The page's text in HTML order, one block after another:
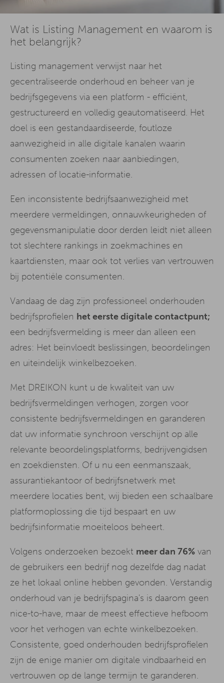
Wat is Listing Management en waarom is
het belangrijk?
Listing management verwijst naar het
gecentraliseerde onderhoud en beheer van je
bedrijfsgegevens via een platform - efficiënt,
gestructureerd en volledig geautomatiseerd. Het
doel is een gestandaardiseerde, foutloze
aanwezigheid in alle digitale kanalen waarin
consumenten zoeken naar aanbiedingen,
adressen of locatie-informatie.
Een inconsistente bedrijfsaanwezigheid met
meerdere vermeldingen, onnauwkeurigheden of
gegevensmanipulatie door derden leidt niet alleen
tot slechtere rankings in zoekmachines en
kaartdiensten, maar ook tot verlies van vertrouwen
bij potentiële consumenten.
Vandaag de dag zijn professioneel onderhouden
bedrijfsprofielen het eerste digitale contactpunt;
een bedrijfsvermelding is meer dan alleen een
adres: Het beïnvloedt beslissingen, beoordelingen
en uiteindelijk winkelbezoeken.
Met DREIKON kunt u de kwaliteit van uw
bedrijfsvermeldingen verhogen, zorgen voor
consistente bedrijfsvermeldingen en garanderen
dat uw informatie synchroon verschijnt op alle
relevante beoordelingsplatforms, bedrijvengidsen
en zoekdiensten. Of u nu een eenmanszaak,
assurantiekantoor of bedrijfsnetwerk met
meerdere locaties bent, wij bieden een schaalbare
platformoplossing die tijd bespaart en uw
bedrijfsinformatie moeiteloos beheert.
Volgens onderzoeken bezoekt meer dan 76% van
de gebruikers een bedrijf nog dezelfde dag nadat
ze het lokaal online hebben gevonden. Verstandig
onderhoud van je bedrijfspagina's is daarom geen
nice-to-have, maar de meest effectieve hefboom
voor het verhogen van echte winkelbezoeken.
Consistente, goed onderhouden bedrijfsprofielen
zijn de enige manier om digitale vindbaarheid en
vertrouwen op de lange termijn te garanderen.